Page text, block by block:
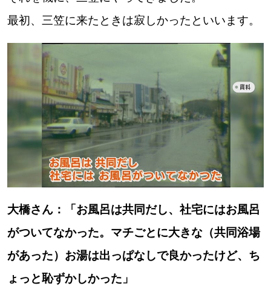
最初、三笠に来たときは寂しかったといいます。
大橋さん：「お風呂は共同だし、社宅にはお風呂
がついてなかった。マチごとに大きな（共同浴場
があった）お湯は出っぱなしで良かったけど、ち
ょっと恥ずかしかった」